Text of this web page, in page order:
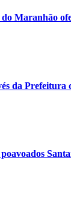
Maranhão
da